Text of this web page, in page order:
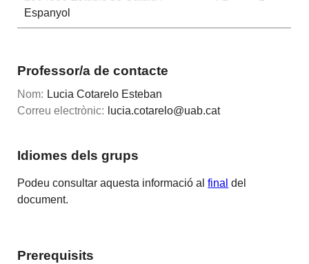
Espanyol
Professor/a de contacte
Nom: Lucia Cotarelo Esteban
Correu electrònic:
lucia.cotarelo@uab.cat
Idiomes dels grups
Podeu consultar aquesta informació alfinal del
document.
Prerequisits